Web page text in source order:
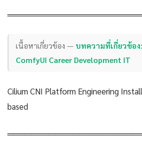
เนื้อหาเกี่ยวข้อง — บทความที่เกี่ยวข้อ
ComfyUI Career Development IT
Cilium CNI Platform Engineering
based